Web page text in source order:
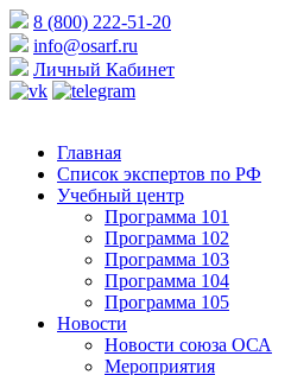
8 (800) 222-51-20
info@osarf.ru
Личный Кабинет
Главная
Список экспертов по РФ
Учебный центр
Программа 101
Программа 102
Программа 103
Программа 104
Программа 105
Новости
Новости союза ОСА
Мероприятия